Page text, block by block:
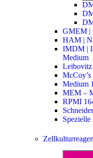
GMEM |
HAM |
IMDM |
Medium
Medium
MEM –
RPMI
Spezielle